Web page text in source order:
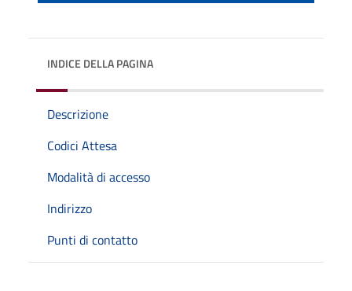
INDICE DELLA PAGINA
Descrizione
Codici Attesa
Modalità di accesso
Indirizzo
Punti di contatto